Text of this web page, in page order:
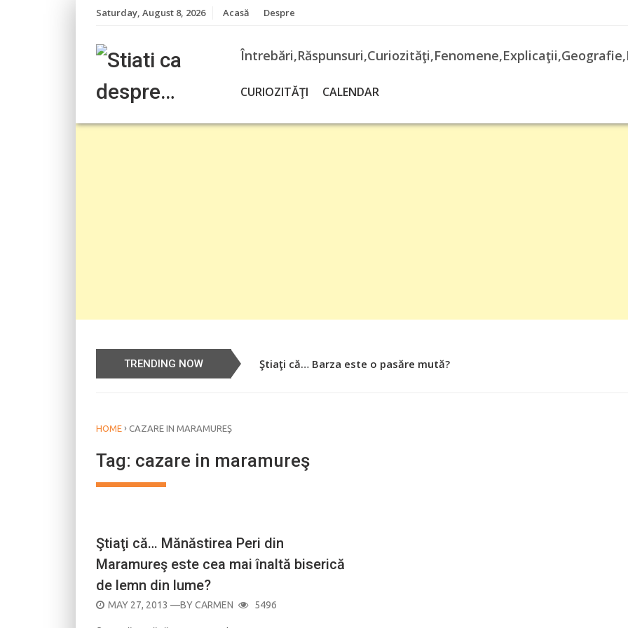
Saturday, August 8, 2026 Acasă Despre
CURIOZITĂŢI CALENDAR
TRENDING NOW Ştiaţi că… Barza este o pasăre mută?
HOME › CAZARE IN MARAMUREŞ
Tag: cazare in maramureş
Ştiaţi că… Mănăstirea Peri din
Maramureş este cea mai înaltă biserică
de lemn din lume?
POSTED
MAY 27, 2013 —BYCARMEN 5496